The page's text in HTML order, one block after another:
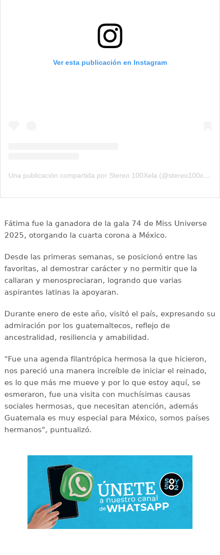
Ver esta publicación en Instagram
Una publicación compartida por Stereo 100Xela (@stereo100xela)
Fátima fue la ganadora de la gala 74 de Miss Universe
2025, otorgando la cuarta corona a México.
Desde las primeras semanas, se posicionó entre las
favoritas, al demostrar carácter y no permitir que la
callaran y menospreciaran, logrando que varias
aspirantes latinas la apoyaran.
Durante enero de este año, visitó el país, expresando su
admiración por los guatemaltecos, reflejo de
ancestralidad, resiliencia y amabilidad.
"Fue una agenda filantrópica hermosa la que hicieron,
nos pareció una manera increíble de iniciar el reinado,
es lo que más me mueve y por lo que estoy aquí, se
esmeraron, fue una visita con muchísimas causas
sociales hermosas, que necesitan atención, además
Guatemala es muy especial para México, somos países
hermanos", puntualizó.